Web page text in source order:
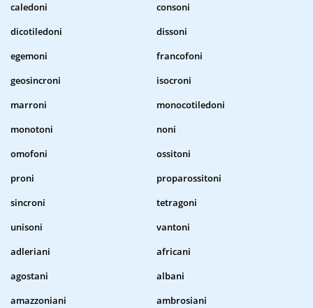
caledoni
consoni
dicotiledoni
dissoni
egemoni
francofoni
geosincroni
isocroni
marroni
monocotiledoni
monotoni
noni
omofoni
ossitoni
proni
proparossitoni
sincroni
tetragoni
unisoni
vantoni
adleriani
africani
agostani
albani
amazzoniani
ambrosiani